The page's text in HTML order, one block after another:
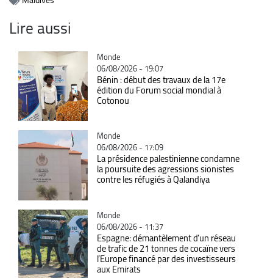
Lire aussi
Catégorie
Monde
06/08/2026 - 19:07
Bénin : début des travaux de la 17e
édition du Forum social mondial à
Cotonou
Catégorie
Monde
06/08/2026 - 17:09
La présidence palestinienne condamne
la poursuite des agressions sionistes
contre les réfugiés à Qalandiya
Catégorie
Monde
06/08/2026 - 11:37
Espagne: démantèlement d’un réseau
de trafic de 21 tonnes de cocaïne vers
l’Europe financé par des investisseurs
aux Emirats